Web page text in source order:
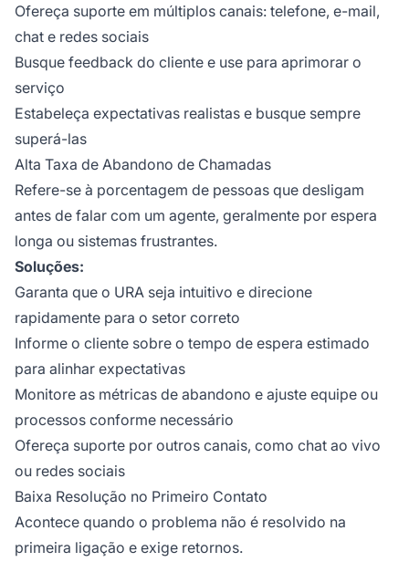
Ofereça suporte em múltiplos canais: telefone, e-mail,
chat e redes sociais
Busque feedback do cliente e use para aprimorar o
serviço
Estabeleça expectativas realistas e busque sempre
superá-las
Alta Taxa de Abandono de Chamadas
Refere-se à porcentagem de pessoas que desligam
antes de falar com um agente, geralmente por espera
longa ou sistemas frustrantes.
Soluções:
Garanta que o URA seja intuitivo e direcione
rapidamente para o setor correto
Informe o cliente sobre o tempo de espera estimado
para alinhar expectativas
Monitore as métricas de abandono e ajuste equipe ou
processos conforme necessário
Ofereça suporte por outros canais, como chat ao vivo
ou redes sociais
Baixa Resolução no Primeiro Contato
Acontece quando o problema não é resolvido na
primeira ligação e exige retornos.